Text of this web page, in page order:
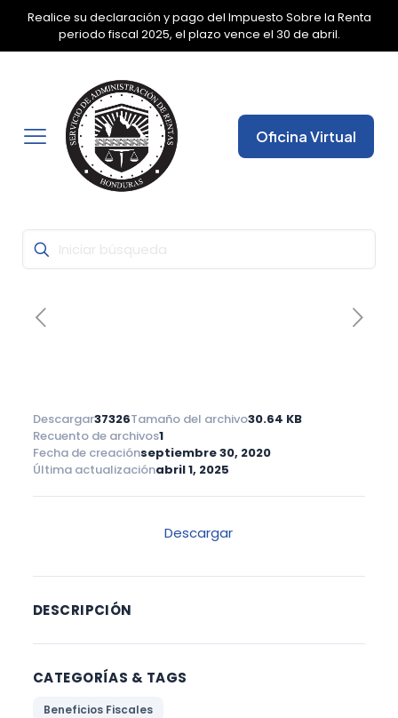
Realice su declaración y pago del Impuesto Sobre la Renta
periodo fiscal 2025, el plazo vence el 30 de abril.
✕
Oficina Virtual
Descargar37326Tamaño del archivo30.64 KB
Recuento de archivos1
Fecha de creaciónseptiembre 30, 2020
Última actualizaciónabril 1, 2025
Descargar
DESCRIPCIÓN
CATEGORÍAS & TAGS
Beneficios Fiscales